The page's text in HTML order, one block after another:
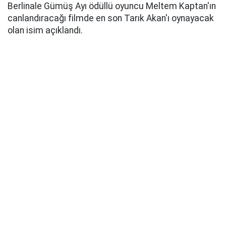
Berlinale Gümüş Ayı ödüllü oyuncu Meltem Kaptan'ın
canlandıracağı filmde en son Tarık Akan'ı oynayacak
olan isim açıklandı.